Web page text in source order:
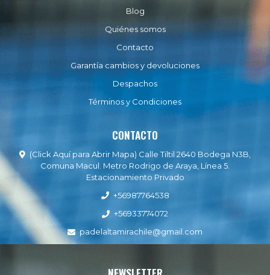
Blog
Quiénes somos
Contacto
Garantía cambios y devoluciones
Despachos
Términos y Condiciones
CONTACTO
(Click Aquí para Abrir Mapa) Calle Tiltil 2640 Bodega N3B,
Comuna Macul. Metro Rodrigo de Araya, Línea 5.
Estacionamiento Privado
+56987764538
+56933774072
padelaltamirachile@gmail.com